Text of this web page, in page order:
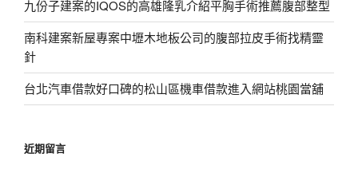
九份子建案的IQOS的高雄隆乳介紹平胸手術推薦腹部整型
南科建案新屋專案中壢木地板公司的腹部拉皮手術找精靈
針
台北汽車借款好口碑的松山區機車借款進入網站桃園當舖
近期留言